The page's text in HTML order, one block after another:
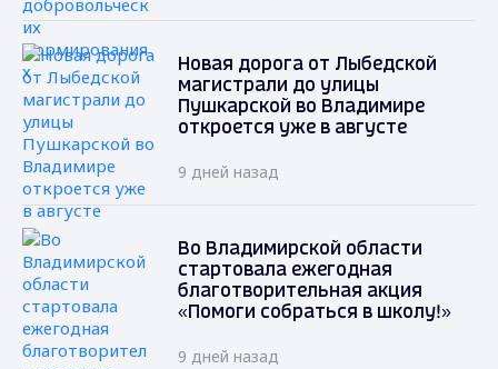
Новая дорога от Лыбедской
магистрали до улицы
Пушкарской во Владимире
откроется уже в августе
9 дней назад
Во Владимирской области
стартовала ежегодная
благотворительная акция
«Помоги собраться в школу!»
9 дней назад